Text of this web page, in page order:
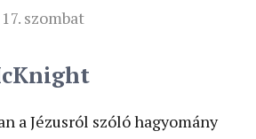
szombat
a Jézusról szóló hagyomány